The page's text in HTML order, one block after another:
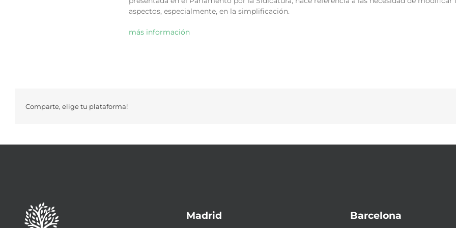
aspectos, especialmente, en la simplificación.
más información
Comparte, elige tu plataforma!
Madrid Barcelona